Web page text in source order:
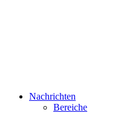
Nachrichten
Bereiche